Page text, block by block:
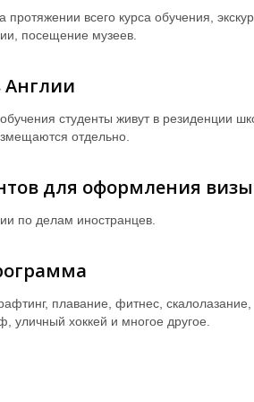
протяжении всего курса обучения,
посещение музеев.
студенты живут в резиденции
отдельно.
для оформления визы
по делам иностранцев.
плавание, фитнес, скалолазание,
уличный хоккей и многое другое.